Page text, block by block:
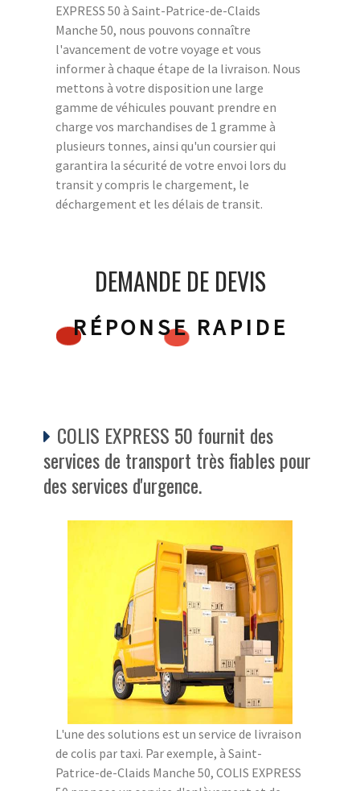
EXPRESS 50 à Saint-Patrice-de-Claids
Manche 50, nous pouvons connaître
l'avancement de votre voyage et vous
informer à chaque étape de la livraison. Nous
mettons à votre disposition une large
gamme de véhicules pouvant prendre en
charge vos marchandises de 1 gramme à
plusieurs tonnes, ainsi qu'un coursier qui
garantira la sécurité de votre envoi lors du
transit y compris le chargement, le
déchargement et les délais de transit.
DEMANDE DE DEVIS
RÉPONSE RAPIDE
COLIS EXPRESS 50 fournit des
services de transport très fiables pour
des services d'urgence.
L'une des solutions est un service de livraison
de colis par taxi. Par exemple, à Saint-
Patrice-de-Claids Manche 50, COLIS EXPRESS